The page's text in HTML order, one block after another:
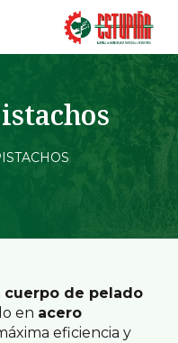
cuerpo de pelado
en acero
eficiencia y